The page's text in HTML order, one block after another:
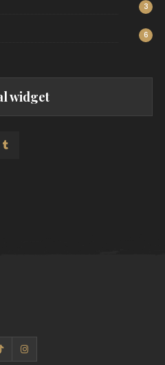
3
6
widget